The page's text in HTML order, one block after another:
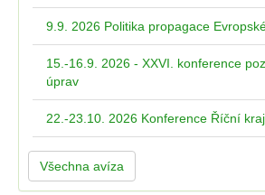
9.9. 2026 Politika propagace
15.-16.9. 2026 - XXVI. konference
úprav
22.-23.10. 2026 Konference Říční
Všechna avíza